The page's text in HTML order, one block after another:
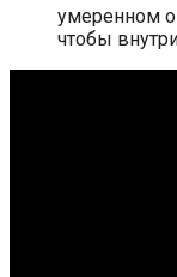
умеренном
чтобы